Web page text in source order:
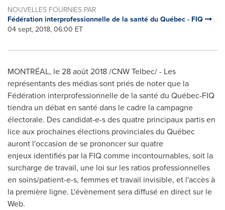
NOUVELLES FOURNIES PAR
Fédération interprofessionnelle de la santé du Québec - FIQ
04 sept, 2018, 06:00 ET
MONTRÉAL, le 28 août 2018 /CNW Telbec/ - Les
représentants des médias sont priés de noter que la
Fédération interprofessionnelle de la santé du Québec-FIQ
tiendra un débat en santé dans le cadre la campagne
électorale. Des candidat-e-s des quatre principaux partis en
lice aux prochaines élections provinciales du Québec
auront l'occasion de se prononcer sur quatre
enjeux identifiés par la FIQ comme incontournables, soit la
surcharge de travail, une loi sur les ratios professionnelles
en soins/patient-e-s, femmes et travail invisible, et l'accès à
la première ligne. L'évènement sera diffusé en direct sur le
Web.